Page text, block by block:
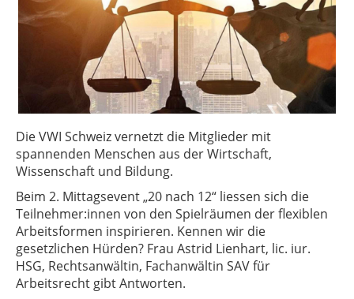
Die VWI Schweiz vernetzt die Mitglieder mit
spannenden Menschen aus der Wirtschaft,
Wissenschaft und Bildung.
Beim 2. Mittagsevent „20 nach 12“ liessen sich die
Teilnehmer:innen von den Spielräumen der flexiblen
Arbeitsformen inspirieren. Kennen wir die
gesetzlichen Hürden? Frau Astrid Lienhart, lic. iur.
HSG, Rechtsanwältin, Fachanwältin SAV für
Arbeitsrecht gibt Antworten.